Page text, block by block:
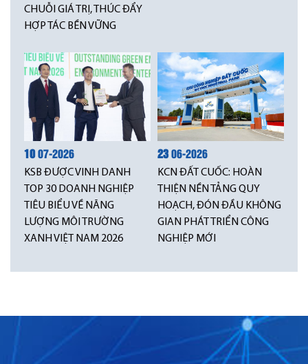
CHUỖI GIÁ TRỊ, THÚC ĐẨY
HỢP TÁC BỀN VỮNG
1007-2026
KSB ĐƯỢC VINH DANH
TOP 30 DOANH NGHIỆP
TIÊU BIỂU VỀ NĂNG
LƯỢNG MÔI TRƯỜNG
XANH VIỆT NAM 2026
2306-2026
KCN ĐẤT CUỐC: HOÀN
THIỆN NỀN TẢNG QUY
HOẠCH, ĐÓN ĐẦU KHÔNG
GIAN PHÁT TRIỂN CÔNG
NGHIỆP MỚI